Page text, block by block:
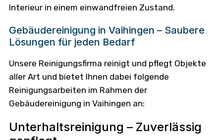
Interieur in einem einwandfreien Zustand.
Gebäudereinigung in Vaihingen – Saubere
Lösungen für jeden Bedarf
Unsere Reinigungsfirma reinigt und pflegt Objekte
aller Art und bietet Ihnen dabei folgende
Reinigungsarbeiten im Rahmen der
Gebäudereinigung in Vaihingen an:
Unterhaltsreinigung – Zuverlässig